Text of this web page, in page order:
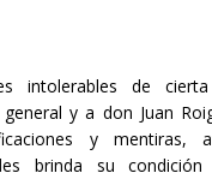
intolerables de
y a don Juan
y mentiras,
brinda su